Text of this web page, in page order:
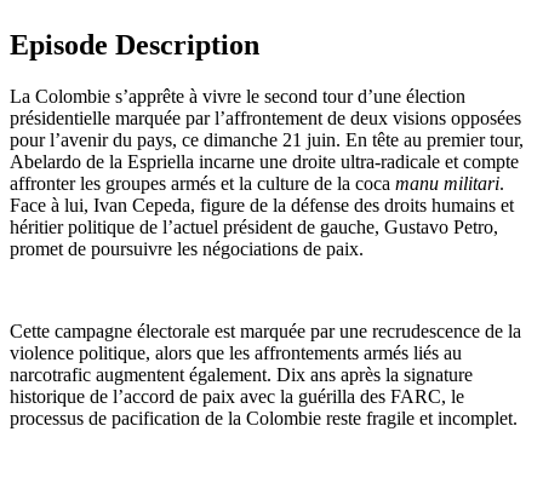
Episode Description
La Colombie s’apprête à vivre le second tour d’une élection
présidentielle marquée par l’affrontement de deux visions opposées
pour l’avenir du pays, ce dimanche 21 juin. En tête au premier tour,
Abelardo de la Espriella incarne une droite ultra-radicale et compte
affronter les groupes armés et la culture de la coca manu militari.
Face à lui, Ivan Cepeda, figure de la défense des droits humains et
héritier politique de l’actuel président de gauche, Gustavo Petro,
promet de poursuivre les négociations de paix.
Cette campagne électorale est marquée par une recrudescence de la
violence politique, alors que les affrontements armés liés au
narcotrafic augmentent également. Dix ans après la signature
historique de l’accord de paix avec la guérilla des FARC, le
processus de pacification de la Colombie reste fragile et incomplet.